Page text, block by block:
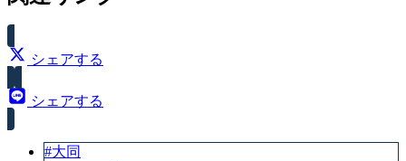
シェアする
シェアする
#大同